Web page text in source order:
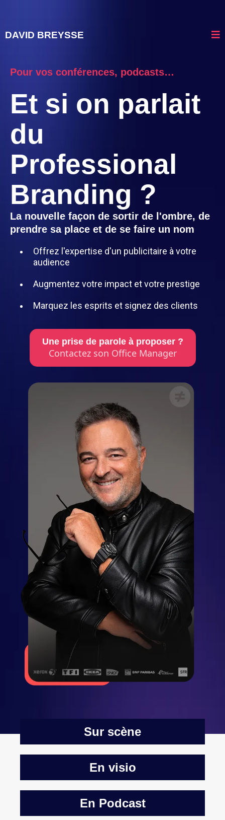
DAVID BREYSSE
Pour vos conférences, podcasts…
Et si on parlait
du
Professional
Branding ?
La nouvelle façon de sortir de l'ombre, de
prendre sa place et de se faire un nom
Offrez l'expertise d'un publicitaire à votre
audience
Augmentez votre impact et votre prestige
Marquez les esprits et signez des clients
Une prise de parole à proposer ?
Contactez son Office Manager
Sur scène
En visio
En Podcast